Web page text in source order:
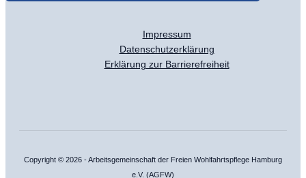
Impressum
Datenschutzerklärung
Erklärung zur Barrierefreiheit
Copyright © 2026 - Arbeitsgemeinschaft der Freien Wohlfahrtspflege Hamburg
e.V. (AGFW)